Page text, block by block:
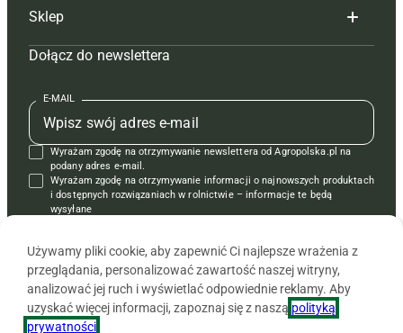
Tagi
Mapa serwisu
Kontakt
Regulamin
Polityka prywatności
Hoduj z głową świnie
Prenumerata
Redakcja
Kontakt
Reklama
Redakcja
Prenumerata
Reklama
Kontakt
Krzyżówki
Sklep
Czasopisma i prenumerata
Książki
Regulamin
Dołącz do newslettera
E-MAIL
Wyrażam zgodę na otrzymywanie newslettera od Agropolska.pl na
podany adres e-mail.
Wyrażam zgodę na otrzymywanie informacji o najnowszych produktach
i dostępnych rozwiązaniach w rolnictwie – informacje te będą
wysyłane
Używamy pliki cookie, aby zapewnić Ci najlepsze wrażenia z
przeglądania, personalizować zawartość naszej witryny,
analizować jej ruch i wyświetlać odpowiednie reklamy. Aby
uzyskać więcej informacji, zapoznaj się z naszą polityką
prywatności